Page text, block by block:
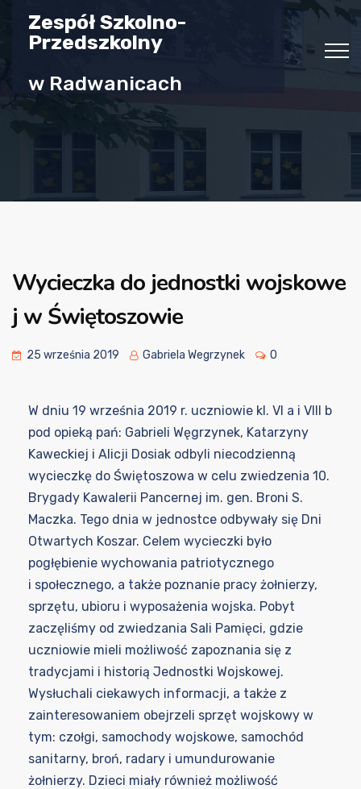
Zespół Szkolno-
Przedszkolny
w Radwanicach
Wycieczka do jednostki wojskowe
j w Świętoszowie
25 września 2019 Gabriela Wegrzynek 0
W dniu 19 września 2019 r. uczniowie kl. VI a i VIII b
pod opieką pań: Gabrieli Węgrzynek, Katarzyny
Kaweckiej i Alicji Dosiak odbyli niecodzienną
wycieczkę do Świętoszowa w celu zwiedzenia 10.
Brygady Kawalerii Pancernej im. gen. Broni S.
Maczka. Tego dnia w jednostce odbywały się Dni
Otwartych Koszar. Celem wycieczki było
pogłębienie wychowania patriotycznego
i społecznego, a także poznanie pracy żołnierzy,
sprzętu, ubioru i wyposażenia wojska. Pobyt
zaczęliśmy od zwiedzania Sali Pamięci, gdzie
uczniowie mieli możliwość zapoznania się z
tradycjami i historią Jednostki Wojskowej.
Wysłuchali ciekawych informacji, a także z
zainteresowaniem obejrzeli sprzęt wojskowy w
tym: czołgi, samochody wojskowe, samochód
sanitarny, broń, radary i umundurowanie
żołnierzy. Dzieci miały również możliwość